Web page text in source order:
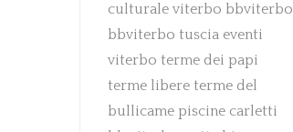
culturale viterbo bbviterbo
bbviterbo tuscia eventi
viterbo terme dei papi
terme libere terme del
bullicame piscine carletti